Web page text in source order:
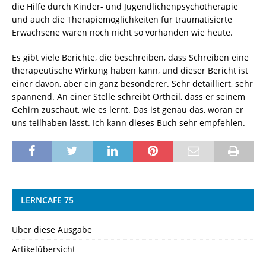
die Hilfe durch Kinder- und Jugendlichenpsychotherapie
und auch die Therapiemöglichkeiten für traumatisierte
Erwachsene waren noch nicht so vorhanden wie heute.
Es gibt viele Berichte, die beschreiben, dass Schreiben eine
therapeutische Wirkung haben kann, und dieser Bericht ist
einer davon, aber ein ganz besonderer. Sehr detailliert, sehr
spannend. An einer Stelle schreibt Ortheil, dass er seinem
Gehirn zuschaut, wie es lernt. Das ist genau das, woran er
uns teilhaben lässt. Ich kann dieses Buch sehr empfehlen.
LERNCAFE 75
Über diese Ausgabe
Artikelübersicht